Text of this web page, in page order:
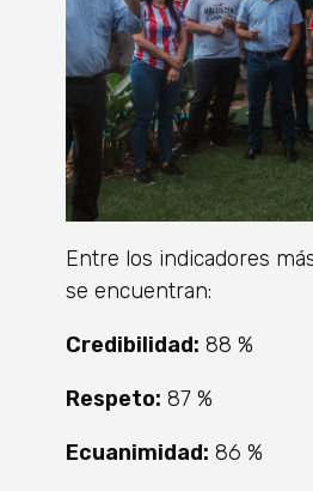
Entre los indicadores
se encuentran:
Credibilidad: 88 %
Respeto: 87 %
Ecuanimidad: 86 %